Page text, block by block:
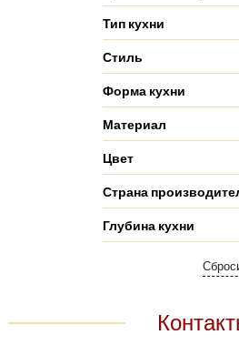
Тип кухни
Стиль
Форма кухни
Материал
Цвет
Страна
Глубина кухни